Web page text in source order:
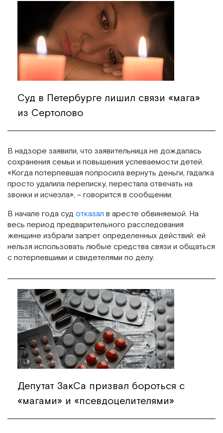
Суд в Петербурге лишил связи «мага»
из Сертолово
В надзоре заявили, что заявительница не дождалась
сохранения семьи и повышения успеваемости детей.
«Когда потерпевшая попросила вернуть деньги, гадалка
просто удалила переписку, перестала отвечать на
звонки и исчезла», – говорится в сообщении.
В начале года суд отказал в аресте обвиняемой. На
весь период предварительного расследования
женщине избрали запрет определенных действий: ей
нельзя использовать любые средства связи и общаться
с потерпевшими и свидетелями по делу.
Депутат ЗакСа призвал бороться с
«магами» и «псевдоцелителями»